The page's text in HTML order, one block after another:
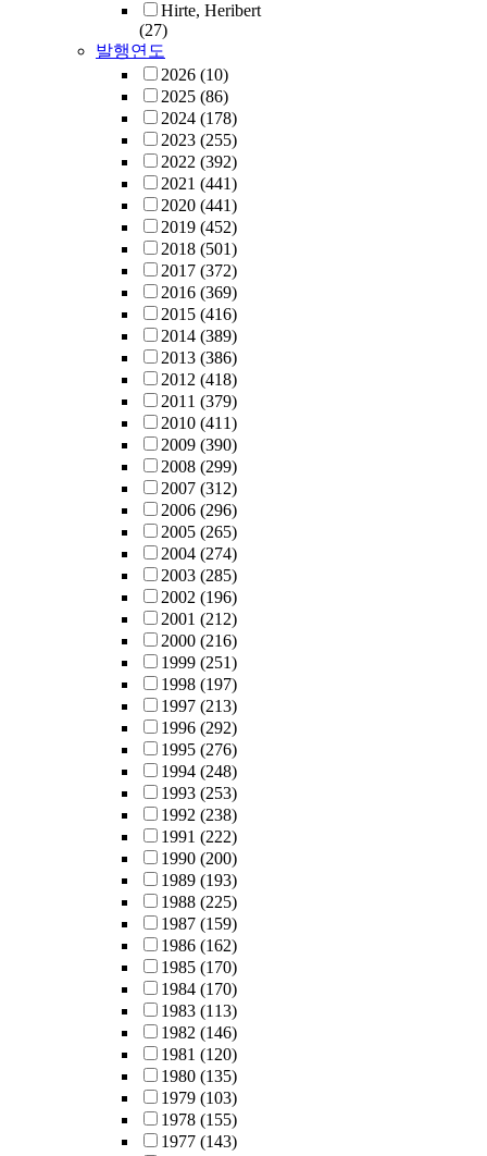
Hirte, Heribert
(27)
발행연도
2026 (10)
2025 (86)
2024 (178)
2023 (255)
2022 (392)
2021 (441)
2020 (441)
2019 (452)
2018 (501)
2017 (372)
2016 (369)
2015 (416)
2014 (389)
2013 (386)
2012 (418)
2011 (379)
2010 (411)
2009 (390)
2008 (299)
2007 (312)
2006 (296)
2005 (265)
2004 (274)
2003 (285)
2002 (196)
2001 (212)
2000 (216)
1999 (251)
1998 (197)
1997 (213)
1996 (292)
1995 (276)
1994 (248)
1993 (253)
1992 (238)
1991 (222)
1990 (200)
1989 (193)
1988 (225)
1987 (159)
1986 (162)
1985 (170)
1984 (170)
1983 (113)
1982 (146)
1981 (120)
1980 (135)
1979 (103)
1978 (155)
1977 (143)